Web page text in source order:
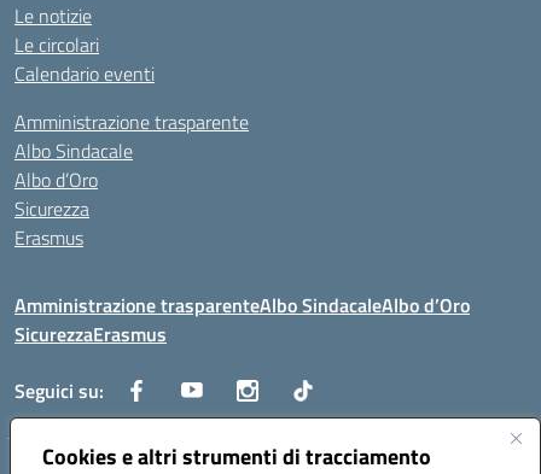
Cookies e altri strumenti di tracciamento
Le notizie
Le circolari
Calendario eventi
Amministrazione trasparente
Albo Sindacale
Albo d’Oro
Sicurezza
Erasmus
Amministrazione trasparenteAlbo SindacaleAlbo d’Oro
SicurezzaErasmus
Seguici su: